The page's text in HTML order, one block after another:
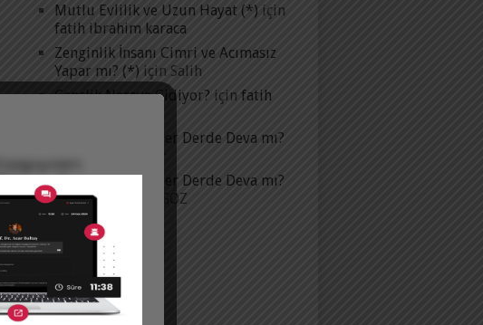
Mutlu Evlilik ve Uzun Hayat (*) için
fatih ibrahim karaca
Zenginlik İnsanı Cimri ve Acımasız
Yapar mı? (*) için Salih
Gençlik Nereye Gidiyor? içinfatih
Ekip Çalışması Her Derde Deva mı?
Ekip Çalışması Her Derde Deva mı?
içinHamza AÇIKGÖZ
KIŞILIK ENVANTERI